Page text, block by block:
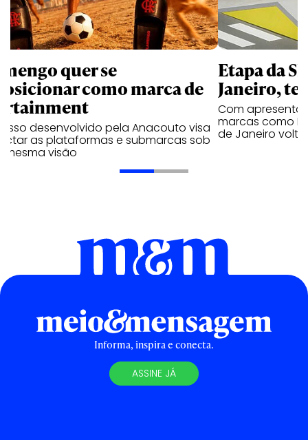
quer se
como marca de
desenvolvido pela Anacouto visa
as plataformas e submarcas sob
mesma visão
Etapa da
Janeiro,
Com
marcas como
de Janeiro
Informa, inspira e conecta.
ASSINE JÁ